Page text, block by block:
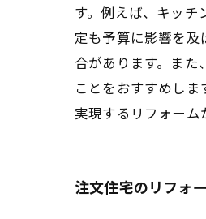
す。例えば、キッ
定も予算に影響を
合があります。また
ことをおすすめし
実現するリフォーム
注文住宅のリフォ